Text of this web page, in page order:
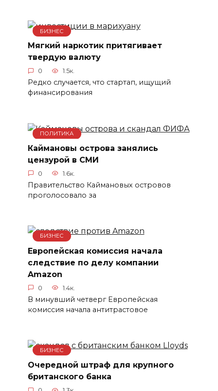
БИЗНЕС
Мягкий наркотик притягивает
твердую валюту
0 1.5к.
Редко случается, что стартап, ищущий
финансирования
ПОЛИТИКА
Каймановы острова занялись
цензурой в СМИ
0 1.6к.
Правительство Каймановых островов
проголосовало за
БИЗНЕС
Европейская комиссия начала
следствие по делу компании
Amazon
0 1.4к.
В минувший четверг Европейская
комиссия начала антитрастовое
БИЗНЕС
Очередной штраф для крупного
британского банка